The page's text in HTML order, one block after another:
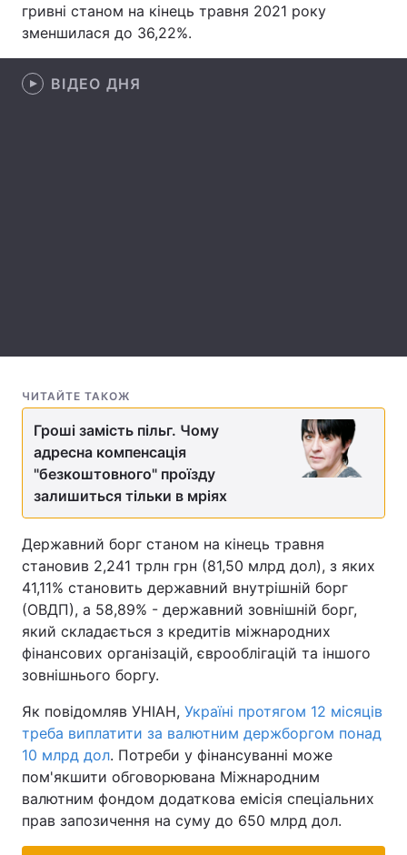
Екологія
Лонгріди
Тема оформлення
гривні станом на кінець травня 2021 року
зменшилася до 36,22%.
ВІДЕО ДНЯ
ЧИТАЙТЕ ТАКОЖ
Гроші замість пільг. Чому
адресна компенсація
"безкоштовного" проїзду
залишиться тільки в мріях
Державний борг станом на кінець травня
становив 2,241 трлн грн (81,50 млрд дол), з яких
41,11% становить державний внутрішній борг
(ОВДП), а 58,89% - державний зовнішній борг,
який складається з кредитів міжнародних
фінансових організацій, єврооблігацій та іншого
зовнішнього боргу.
Як повідомляв УНІАН, Україні протягом 12 місяців
треба виплатити за валютним держборгом понад
10 млрд дол. Потреби у фінансуванні може
пом'якшити обговорювана Міжнародним
валютним фондом додаткова емісія спеціальних
прав запозичення на суму до 650 млрд дол.